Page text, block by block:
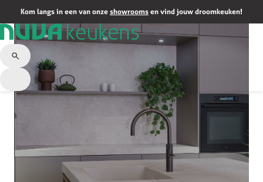
Kom langs in een van onze showrooms en vind jouw droomkeuken!